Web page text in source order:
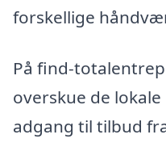
forskellige
På find-
overskue de
adgang til tilbud